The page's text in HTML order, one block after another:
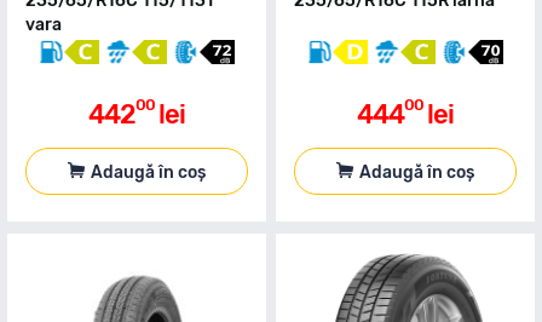
vara
44200 lei
Adaugă în coș
44400 lei
Adaugă în coș